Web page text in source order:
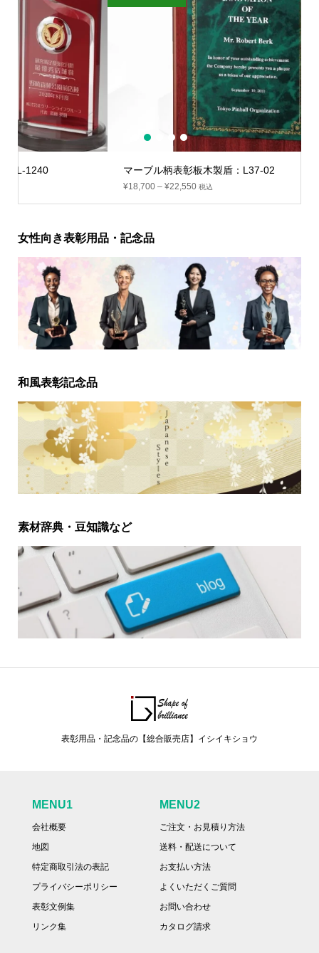
マーブル柄表彰板木製盾：L37-02
2 4 5
女性向き表彰用品・記念品
和風表彰記念品
素材辞典・豆知識など
表彰用品・記念品の【総合販売店】イシイキショウ
MENU1
会社概要
地図
特定商取引法の表記
プライバシーポリシー
表彰文例集
リンク集
MENU2
ご注文・お見積り方法
送料・配送について
お支払い方法
よくいただくご質問
お問い合わせ
カタログ請求